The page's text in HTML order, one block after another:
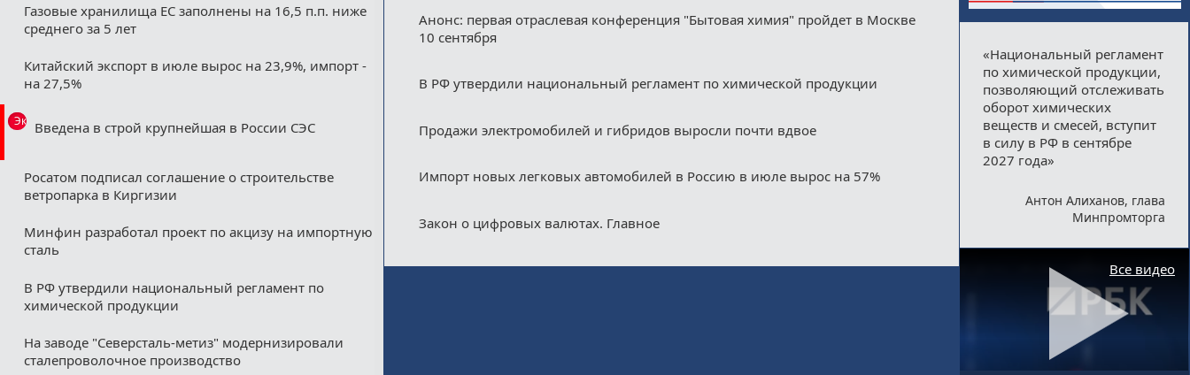
Газовые хранилища ЕС заполнены на 16,5 п.п. ниже
среднего за 5 лет
Китайский экспорт в июле вырос на 23,9%, импорт -
на 27,5%
Эксклюзив
Введена в строй крупнейшая в России СЭС
Росатом подписал соглашение о строительстве
ветропарка в Киргизии
Минфин разработал проект по акцизу на импортную
сталь
В РФ утвердили национальный регламент по
химической продукции
На заводе "Северсталь-метиз" модернизировали
сталепроволочное производство
Анонс: первая отраслевая конференция "Бытовая химия" пройдет в Москве
10 сентября
В РФ утвердили национальный регламент по химической продукции
Продажи электромобилей и гибридов выросли почти вдвое
Импорт новых легковых автомобилей в Россию в июле вырос на 57%
Закон о цифровых валютах. Главное
«Национальный регламент
по химической продукции,
позволяющий отслеживать
оборот химических
веществ и смесей, вступит
в силу в РФ в сентябре
2027 года»
Антон Алиханов, глава
Минпромторга
Все видео